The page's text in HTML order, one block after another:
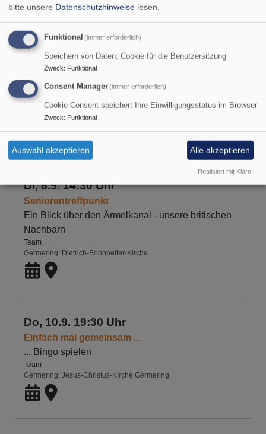
Germering Jesus-Christus-Kirche Germering
So, 6.9. 10 Uhr
gmeinsamer Gottesdienst mit Abendmahl
Pfr.Dr. Michael Lorenz
Germering Dietrich-Bonhoeffer-Kirche
Di, 8.9. 14:30 Uhr
Seniorentreffpunkt
Ein Blick über den Ärmelkanal - unsere britischen
Nachbarn
Team
Germering
Dietrich-Bonhoeffer-Kirche
Do, 10.9. 19:30 Uhr
Einfach mal gemeinsam ...
... Bingo spielen
Team
Germering Jesus-Christus-Kirche Germering
bitte unsere Datenschutzhinweise lesen.
Funktional (immer erforderlich)
Speichern von Daten: Cookie für die Benutzersitzung
Zweck: Funktional
Consent Manager(immer erforderlich)
Cookie Consent speichert Ihre Einwilligungsstatus im Browser
Zweck: Funktional
Auswahl akzeptieren Alle akzeptieren
Realisiert mit Klaro!